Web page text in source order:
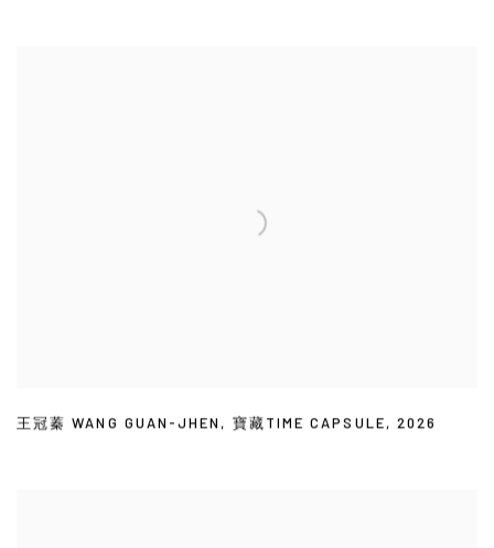
王冠蓁 WANG GUAN-JHEN , 寶藏TIME CAPSULE, 2026